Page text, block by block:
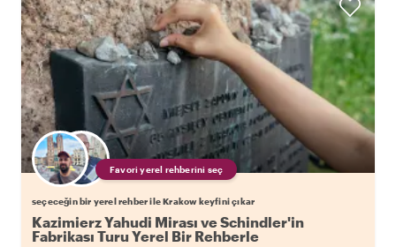
Favori yerel rehberini seç
seçeceğin bir yerel rehber ile Krakow keyfini çıkar
Kazimierz Yahudi Mirası ve Schindler'in
Fabrikası Turu Yerel Bir Rehberle